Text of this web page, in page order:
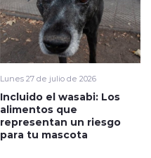
Lunes 27 de julio de 2026
Incluido el wasabi: Los
alimentos que
representan un riesgo
para tu mascota